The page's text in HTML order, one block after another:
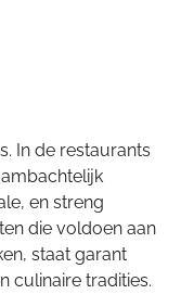
In de restaurants
en streng
die voldoen aan
staat garant
culinaire tradities.